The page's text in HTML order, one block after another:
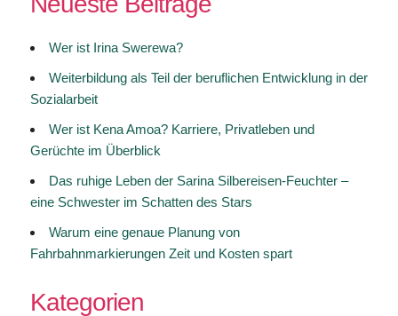
Wer ist Irina Swerewa?
Weiterbildung als Teil der beruflichen Entwicklung in der
Sozialarbeit
Wer ist Kena Amoa? Karriere, Privatleben und
Gerüchte im Überblick
Das ruhige Leben der Sarina Silbereisen-Feuchter –
eine Schwester im Schatten des Stars
Warum eine genaue Planung von
Fahrbahnmarkierungen Zeit und Kosten spart
Kategorien